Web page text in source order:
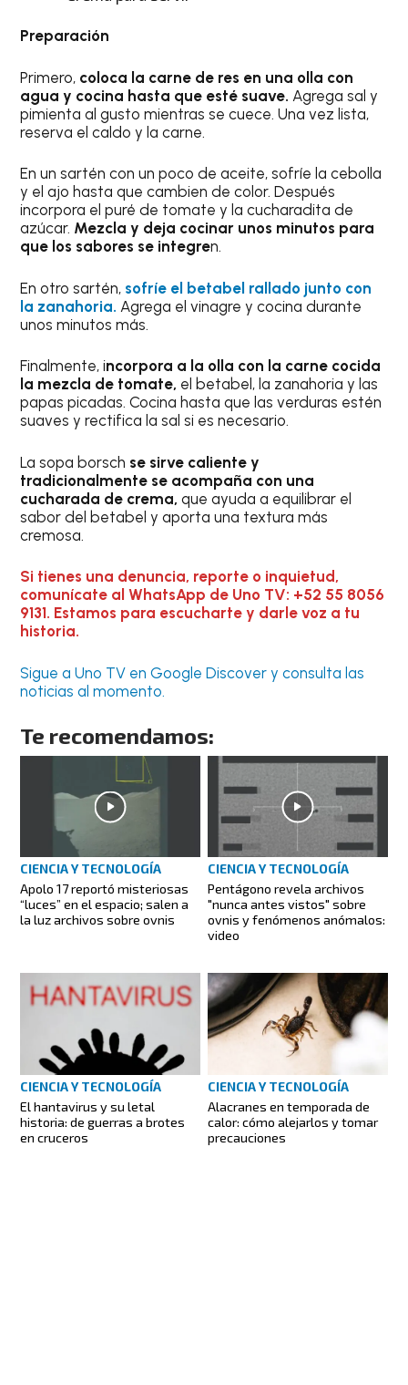
Preparación
Primero, coloca la carne de res en una olla con
agua y cocina hasta que esté suave. Agrega sal y
pimienta al gusto mientras se cuece. Una vez lista,
reserva el caldo y la carne.
En un sartén con un poco de aceite, sofríe la cebolla
y el ajo hasta que cambien de color. Después
incorpora el puré de tomate y la cucharadita de
azúcar. Mezcla y deja cocinar unos minutos para
que los sabores se integren.
En otro sartén, sofríe el betabel rallado junto con
la zanahoria. Agrega el vinagre y cocina durante
unos minutos más.
Finalmente, incorpora a la olla con la carne cocida
la mezcla de tomate, el betabel, la zanahoria y las
papas picadas. Cocina hasta que las verduras estén
suaves y rectifica la sal si es necesario.
La sopa borsch se sirve caliente y
tradicionalmente se acompaña con una
cucharada de crema,que ayuda a equilibrar el
sabor del betabel y aporta una textura más
cremosa.
Si tienes una denuncia, reporte o inquietud,
comunícate al WhatsApp de Uno TV: +52 55 8056
9131. Estamos para escucharte y darle voz a tu
historia.
Sigue a Uno TV en Google Discover y consulta las
noticias al momento.
Te recomendamos:
CIENCIA Y TECNOLOGÍA
Apolo 17 reportó misteriosas
“luces” en el espacio; salen a
la luz archivos sobre ovnis
CIENCIA Y TECNOLOGÍA
Pentágono revela archivos
"nunca antes vistos" sobre
ovnis y fenómenos anómalos:
video
CIENCIA Y TECNOLOGÍA
El hantavirus y su letal
historia: de guerras a brotes
en cruceros
CIENCIA Y TECNOLOGÍA
Alacranes en temporada de
calor: cómo alejarlos y tomar
precauciones